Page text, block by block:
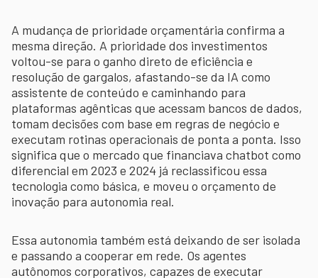
A mudança de prioridade orçamentária confirma a
mesma direção. A prioridade dos investimentos
voltou-se para o ganho direto de eficiência e
resolução de gargalos, afastando-se da IA como
assistente de conteúdo e caminhando para
plataformas agênticas que acessam bancos de dados,
tomam decisões com base em regras de negócio e
executam rotinas operacionais de ponta a ponta. Isso
significa que o mercado que financiava chatbot como
diferencial em 2023 e 2024 já reclassificou essa
tecnologia como básica, e moveu o orçamento de
inovação para autonomia real.
Essa autonomia também está deixando de ser isolada
e passando a cooperar em rede. Os agentes
autônomos corporativos, capazes de executar